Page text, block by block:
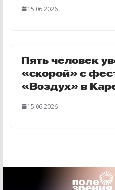
15.06.2026
Пять человек
«скорой» с
«Воздух» в
15.06.2026